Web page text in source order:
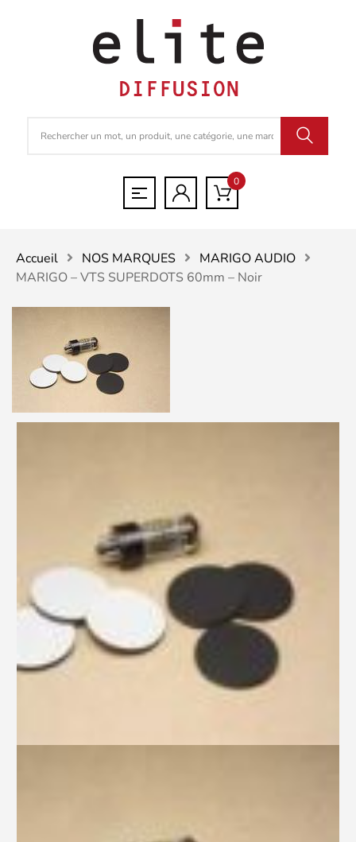
0
Accueil NOS MARQUES
MARIGO AUDIO
MARIGO – VTS SUPERDOTS 60mm – Noir